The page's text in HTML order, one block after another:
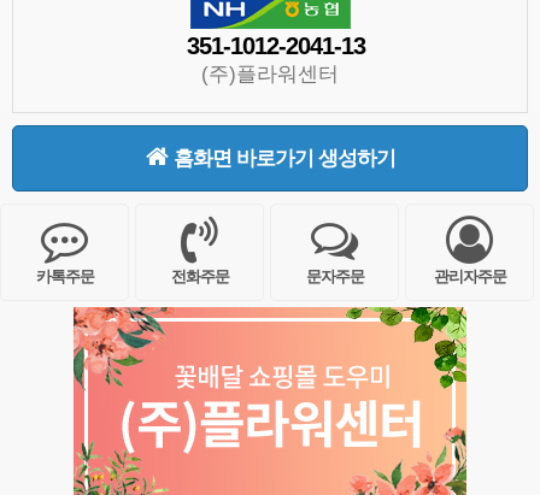
351-1012-2041-13
(주)플라워센터
홈화면 바로가기 생성하기
카톡주문 전화주문 문자주문 관리자주문